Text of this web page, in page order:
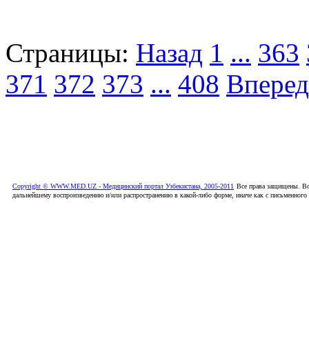
Страницы: Назад 1 ... 363
371 372 373 ... 408 Вперед
Copyright © WWW.MED.UZ - Медицинский портал Узбекистана, 2005-2011 Все права защищены.
дальнейшему воспроизведению и/или распространению в какой-либо форме, иначе как с